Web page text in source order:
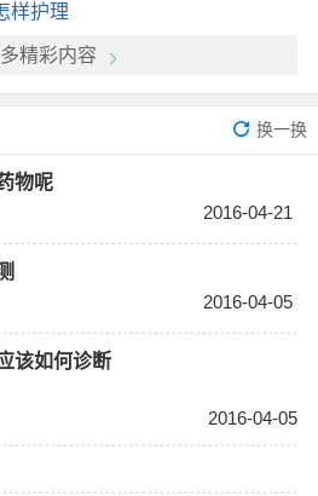
样护理
精彩内容
换一换
物呢
2016-04-21
2016-04-05
该如何诊断
2016-04-05